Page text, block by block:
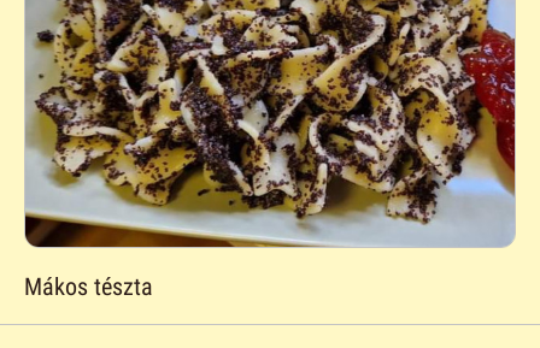
Mákos tészta